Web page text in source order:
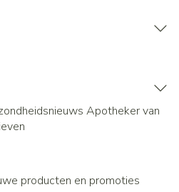
Apotheker van
producten en promoties